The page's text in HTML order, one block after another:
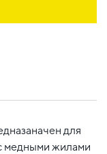
для
медными жилами